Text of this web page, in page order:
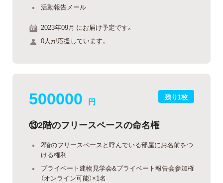
活動報告メール
2023年09月 にお届け予定です。
0人が応援しています。
残り1枚
500000 円
⑬2階のフリースペースの命名権
2階のフリースペースと呼んでいる部屋にお名前をつ
ける権利
プライベート建物見学会&プライベート報告会参加権
（オンライン可能）×1名